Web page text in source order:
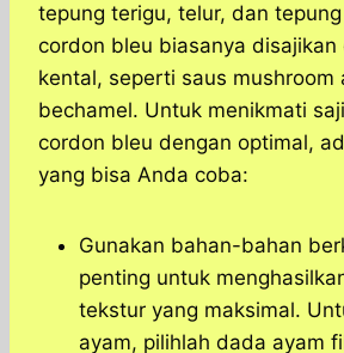
tepung terigu, telur, dan
cordon bleu biasanya disajikan
kental, seperti saus mushroom
bechamel. Untuk menikmati
cordon bleu dengan optimal,
yang bisa Anda coba:
Gunakan bahan-bahan
penting untuk
tekstur yang maksimal.
ayam, pilihlah dada ayam